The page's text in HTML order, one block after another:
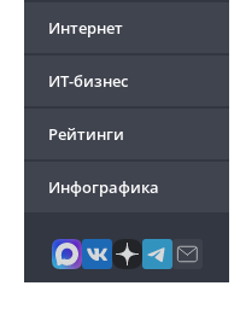
Интернет
ИТ-бизнес
Рейтинги
Инфографика